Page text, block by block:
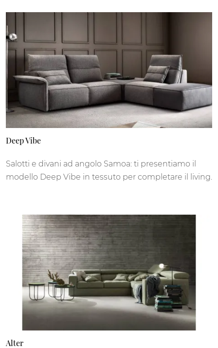
Deep Vibe
Salotti e divani ad angolo Samoa: ti presentiamo il
modello Deep Vibe in tessuto per completare il living.
Alter